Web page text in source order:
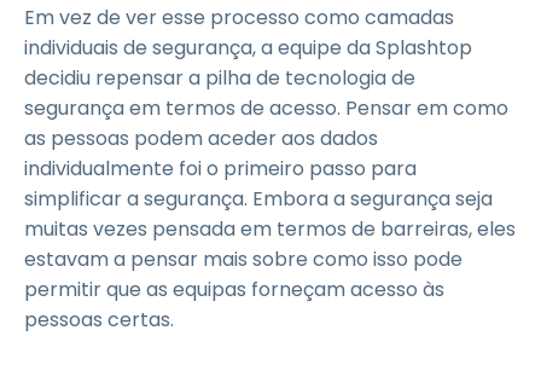
Em vez de ver esse processo como camadas
individuais de segurança, a equipe da Splashtop
decidiu repensar a pilha de tecnologia de
segurança em termos de acesso. Pensar em como
as pessoas podem aceder aos dados
individualmente foi o primeiro passo para
simplificar a segurança. Embora a segurança seja
muitas vezes pensada em termos de barreiras, eles
estavam a pensar mais sobre como isso pode
permitir que as equipas forneçam acesso às
pessoas certas.